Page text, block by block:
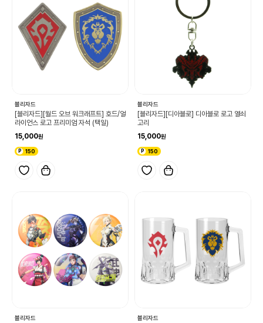
블리자드
[블리자드][월드 오브 워크래프트] 호드/얼
라이언스 로고 프리미엄 자석 (택일)
15,000
150
블리자드
[블리자드][디아블로] 디아블로 로고 열쇠
고리
15,000
150
블리자드 블리자드